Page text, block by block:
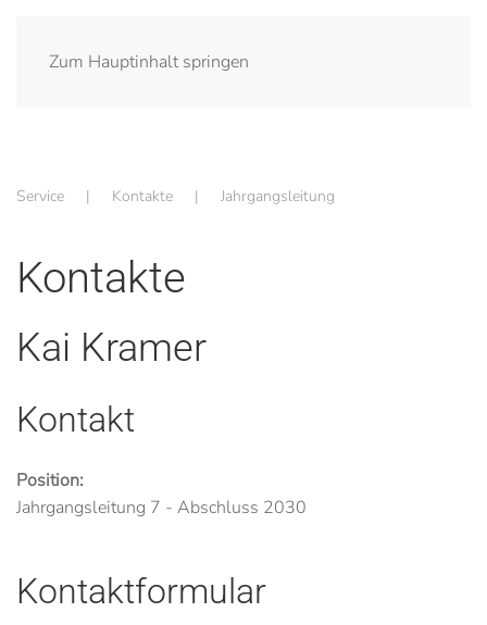
Zum Hauptinhalt springen
Service Kontakte Jahrgangsleitung
Kontakte
Kai Kramer
Kontakt
Position:
Jahrgangsleitung 7 - Abschluss 2030
Kontaktformular